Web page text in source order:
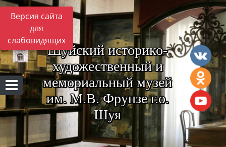
Версия сайта
для
слабовидящих
Шуйский историко-
художественный и
мемориальный музей
им. М.В. Фрунзе г.о.
Шуя